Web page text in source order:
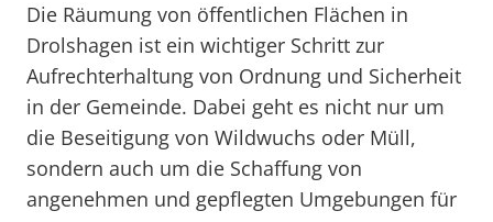
Die Räumung von öffentlichen Flächen in
Drolshagen ist ein wichtiger Schritt zur
Aufrechterhaltung von Ordnung und Sicherheit
in der Gemeinde. Dabei geht es nicht nur um
die Beseitigung von Wildwuchs oder Müll,
sondern auch um die Schaffung von
angenehmen und gepflegten Umgebungen für